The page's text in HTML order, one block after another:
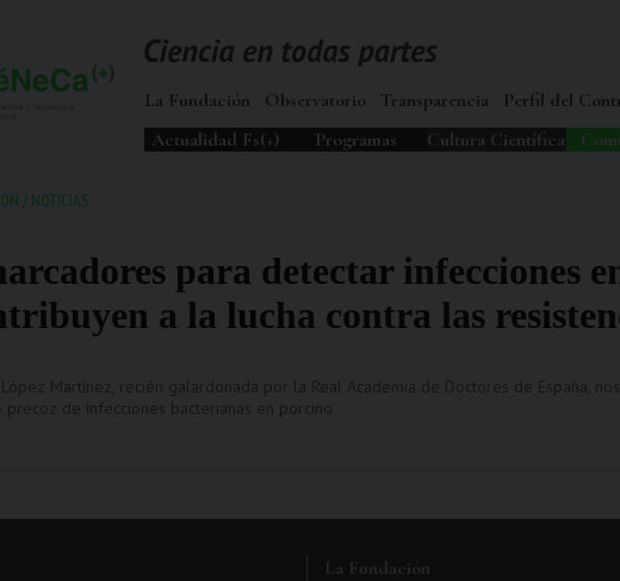
La Fundación Observatorio Transparencia Perfil del
Actualidad Fs(+)
Programas Cultura Científica
/ NOTICIAS
para detectar infecciones
a la lucha contra las
La Fundación